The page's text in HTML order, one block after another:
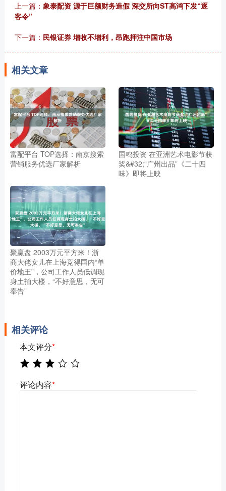
上一篇： 象泰配资 源于巨额财务造假 深交所向ST高鸿下发“逐
客令”
下一篇： 民银证券 增收不增利，昂跑押注中国市场
相关文章
富配平台 TOP选择：南京搜索
营销服务优选厂家解析
国鸣投资 在亚洲艺术电影节获
奖&#32;“广州出品”《二十四
味》即将上映
聚赢盘 2003万元平方米！浙
商大佬女儿在上海竞得国内“单
价地王”，公司工作人员低调现
身土拍大楼，“不好意思，无可
奉告”
相关评论
本文评分*
评论内容*